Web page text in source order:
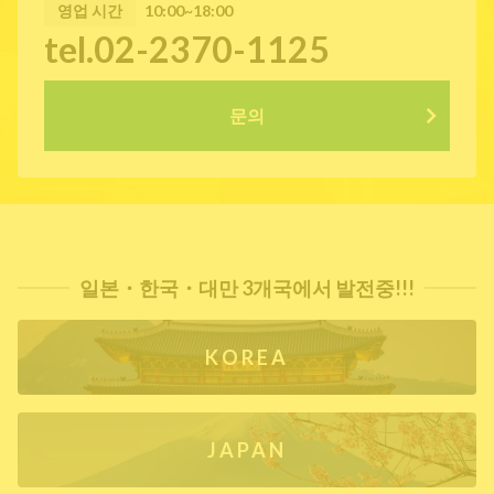
영업 시간 10:00~18:00
tel.02-2370-1125
문의
일본・한국・대만 3개국에서 발전중!!!
KOREA
JAPAN